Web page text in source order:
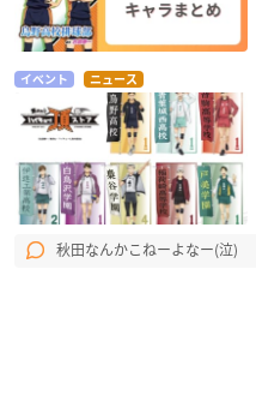
イベント ニュース
秋田なんかこねーよなー(泣)